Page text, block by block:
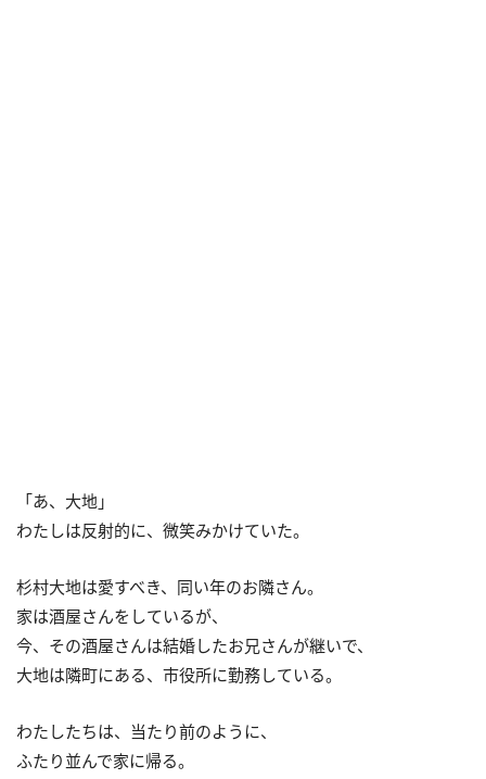
「あ、大地」
わたしは反射的に、微笑みかけていた。
杉村大地は愛すべき、同い年のお隣さん。
家は酒屋さんをしているが、
今、その酒屋さんは結婚したお兄さんが継いで、
大地は隣町にある、市役所に勤務している。
わたしたちは、当たり前のように、
ふたり並んで家に帰る。